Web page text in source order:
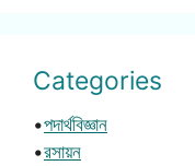
Categories
•পদার্থবিজ্ঞান
•রসায়ন